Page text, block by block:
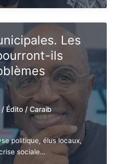
Les
ils